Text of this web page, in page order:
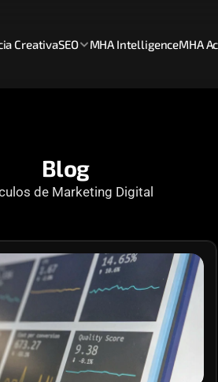
CreativaSEO MHA IntelligenceMHA
Blog
de Marketing Digital